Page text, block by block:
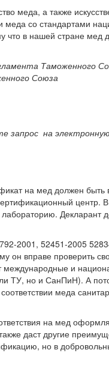
меда, а также
меда со
что в нашей стране
Таможенного
Союза
запрос на
на мед должен
Декларант
2001, 52451-2005
он вправе проверить
и
ТУ, но и СанПиН). А
меда
на мед
даст другие
но в